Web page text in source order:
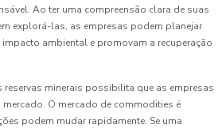
Ao ter uma compreensão clara de suas
explorá-las, as empresas podem planejar
ambiental e promovam a recuperação
minerais possibilita que as empresas
O mercado de commodities é
podem mudar rapidamente. Se uma